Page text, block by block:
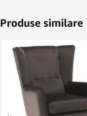
Produse similare